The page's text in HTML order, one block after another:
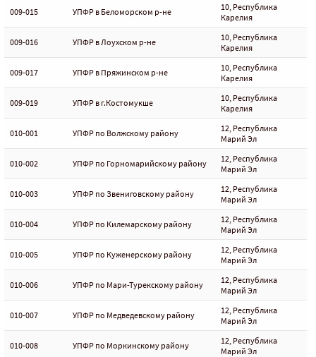
009-015 УПФР в Беломорском р-не
10, Республика
Карелия
009-016 УПФР в Лоухском р-не
10, Республика
Карелия
009-017 УПФР в Пряжинском р-не
10, Республика
Карелия
009-019 УПФР в г.Костомукше
10, Республика
Карелия
010-001 УПФР по Волжскому району
12, Республика
Марий Эл
010-002 УПФР по Горномарийскому району
12, Республика
Марий Эл
010-003 УПФР по Звениговскому району
12, Республика
Марий Эл
010-004 УПФР по Килемарскому району
12, Республика
Марий Эл
010-005 УПФР по Куженерскому району
12, Республика
Марий Эл
010-006 УПФР по Мари-Турекскому району
12, Республика
Марий Эл
010-007 УПФР по Медведевскому району
12, Республика
Марий Эл
010-008 УПФР по Моркинскому району
12, Республика
Марий Эл